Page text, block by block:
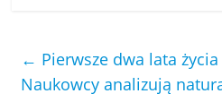
← Pierwsze dwa lata
Naukowcy analizują